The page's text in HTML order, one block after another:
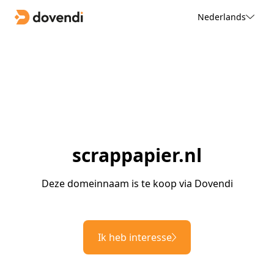
Nederlands
scrappapier.nl
Deze domeinnaam is te koop via Dovendi
Ik heb interesse